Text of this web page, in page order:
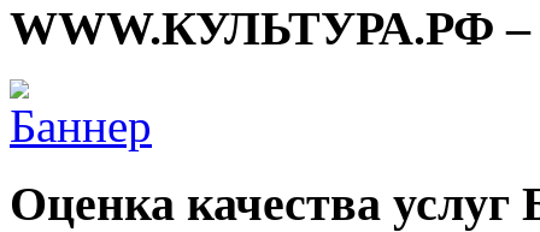
WWW.КУЛЬТУРА.РФ –
Оценка качества